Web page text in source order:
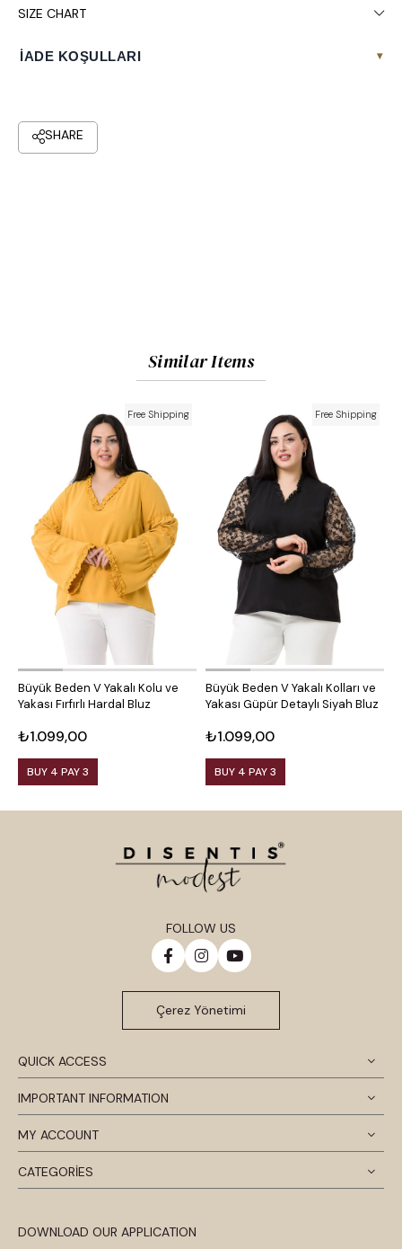
SIZE CHART
İADE KOŞULLARI ▾
Similar Items
Büyük Beden V Yakalı Kolu ve
Yakası Fırfırlı Hardal Bluz
₺1.099,00
BUY 4 PAY 3
Free Shipping
Büyük Beden V Yakalı Kolları ve
Yakası Güpür Detaylı Siyah Bluz
₺1.099,00
BUY 4 PAY 3
Free Shipping
QUICK ACCESS
IMPORTANT INFORMATION
MY ACCOUNT
CATEGORİES
DOWNLOAD OUR APPLICATION
FOLLOW US
Çerez Yönetimi